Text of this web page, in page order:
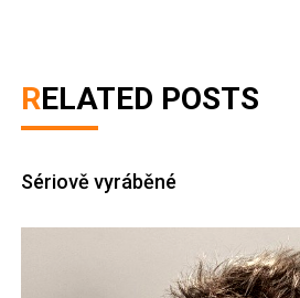
RELATED POSTS
Sériově vyráběné